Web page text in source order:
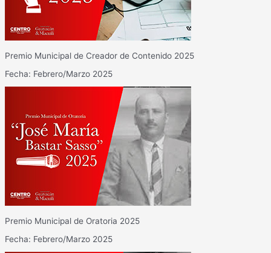
Premio Municipal de Creador de Contenido 2025
Fecha: Febrero/Marzo 2025
Premio Municipal de Oratoria 2025
Fecha: Febrero/Marzo 2025